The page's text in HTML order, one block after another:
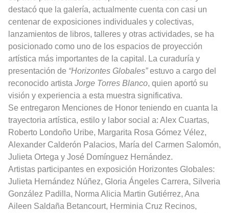
destacó que la galería, actualmente cuenta con casi un
centenar de exposiciones individuales y colectivas,
lanzamientos de libros, talleres y otras actividades, se ha
posicionado como uno de los espacios de proyección
artística más importantes de la capital. La curaduría y
presentación de “Horizontes Globales”estuvo a cargo del
reconocido artista Jorge Torres Blanco, quien aportó su
visión y experiencia a esta muestra significativa.
Se entregaron Menciones de Honor teniendo en cuanta la
trayectoria artística, estilo y labor social a: Alex Cuartas,
Roberto Londoño Uribe, Margarita Rosa Gómez Vélez,
Alexander Calderón Palacios, María del Carmen Salomón,
Julieta Ortega y José Domínguez Hernández.
Artistas participantes en exposición Horizontes Globales:
Julieta Hernández Núñez, Gloria Ángeles Carrera, Silveria
González Padilla, Norma Alicia Martin Gutiérrez, Ana
Aileen Saldaña Betancourt, Herminia Cruz Recinos,